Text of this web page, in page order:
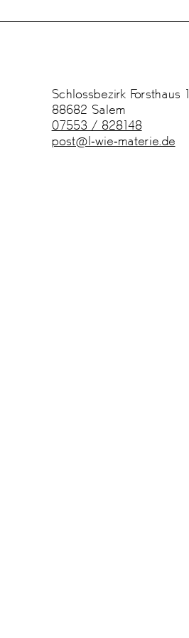
Schlossbezirk Forsthaus 1
88682 Salem
07553 / 828148
post@l-wie-materie.de